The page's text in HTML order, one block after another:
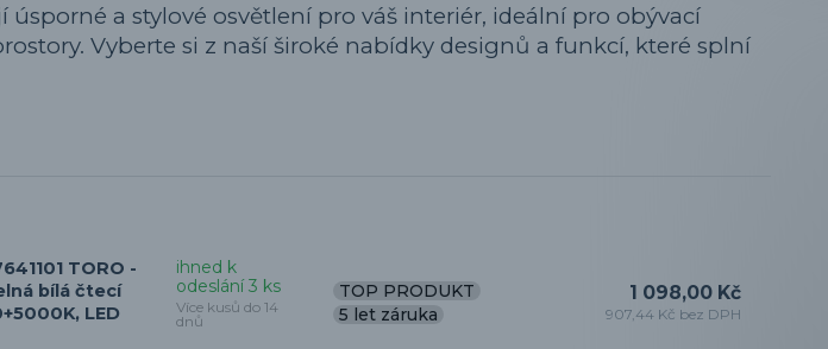
úsporné a stylové osvětlení pro váš interiér, ideální pro obývací
Vyberte si z naší široké nabídky designů a funkcí, které splní
TORO -
bílá čtecí
LED
ihned k
odeslání 3 ks
Více kusů do 14
dnů
TOP PRODUKT
5 let záruka
1 098,00 Kč
907,44 Kč bez DPH